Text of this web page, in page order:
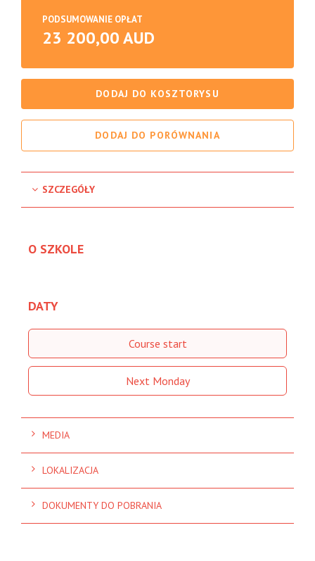
PODSUMOWANIE OPŁAT
23 200,00 AUD
DODAJ DO KOSZTORYSU
DODAJ DO PORÓWNANIA
SZCZEGÓŁY
O SZKOLE
DATY
Course start
Next Monday
MEDIA
LOKALIZACJA
DOKUMENTY DO POBRANIA